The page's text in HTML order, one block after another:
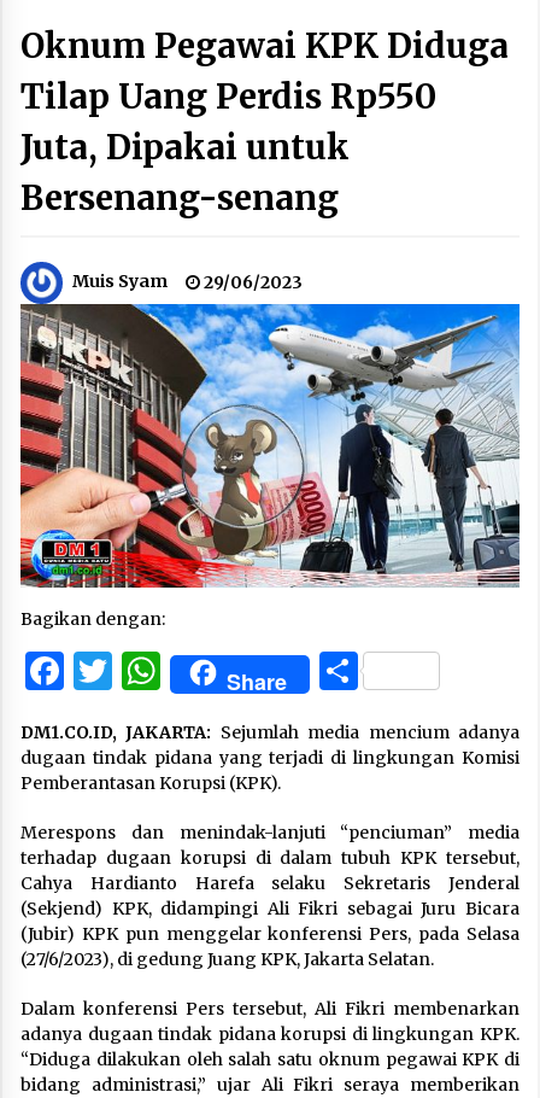
Oknum Pegawai KPK Diduga
Tilap Uang Perdis Rp550
Juta, Dipakai untuk
Bersenang-senang
Muis Syam 29/06/2023
Bagikan dengan:
Facebook
Twitter
WhatsApp
Share Share
DM1.CO.ID, JAKARTA: Sejumlah media mencium adanya
dugaan tindak pidana yang terjadi di lingkungan Komisi
Pemberantasan Korupsi (KPK).
Merespons dan menindak-lanjuti “penciuman” media
terhadap dugaan korupsi di dalam tubuh KPK tersebut,
Cahya Hardianto Harefa selaku Sekretaris Jenderal
(Sekjend) KPK, didampingi Ali Fikri sebagai Juru Bicara
(Jubir) KPK pun menggelar konferensi Pers, pada Selasa
(27/6/2023), di gedung Juang KPK, Jakarta Selatan.
Dalam konferensi Pers tersebut, Ali Fikri membenarkan
adanya dugaan tindak pidana korupsi di lingkungan KPK.
“Diduga dilakukan oleh salah satu oknum pegawai KPK di
bidang administrasi,” ujar Ali Fikri seraya memberikan